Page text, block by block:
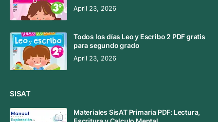
April 23, 2026
Todos los días Leo y Escribo 2 PDF gratis
para segundo grado
April 23, 2026
SISAT
Materiales SisAT Primaria PDF: Lectura,